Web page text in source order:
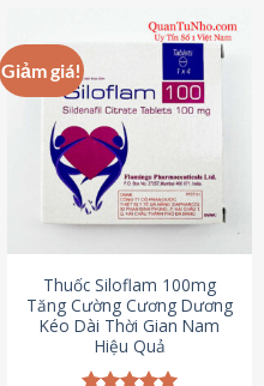
này
nhiều
biến
tùy
chọn
có
được
chọn
trên
trang
sản
Giảm giá!
Thuốc Siloflam 100mg
Tăng Cường Cương Dương
Kéo Dài Thời Gian Nam
Hiệu Quả